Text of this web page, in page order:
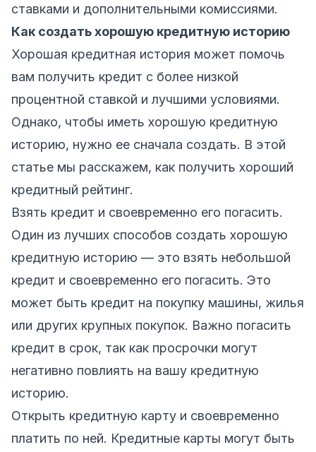
ставками и дополнительными комиссиями.
Как создать хорошую кредитную историю
Хорошая кредитная история может помочь
вам получить кредит с более низкой
процентной ставкой и лучшими условиями.
Однако, чтобы иметь хорошую кредитную
историю, нужно ее сначала создать. В этой
статье мы расскажем, как получить хороший
кредитный рейтинг.
Взять кредит и своевременно его погасить.
Один из лучших способов создать хорошую
кредитную историю — это взять небольшой
кредит и своевременно его погасить. Это
может быть кредит на покупку машины, жилья
или других крупных покупок. Важно погасить
кредит в срок, так как просрочки могут
негативно повлиять на вашу кредитную
историю.
Открыть кредитную карту и своевременно
платить по ней. Кредитные карты могут быть